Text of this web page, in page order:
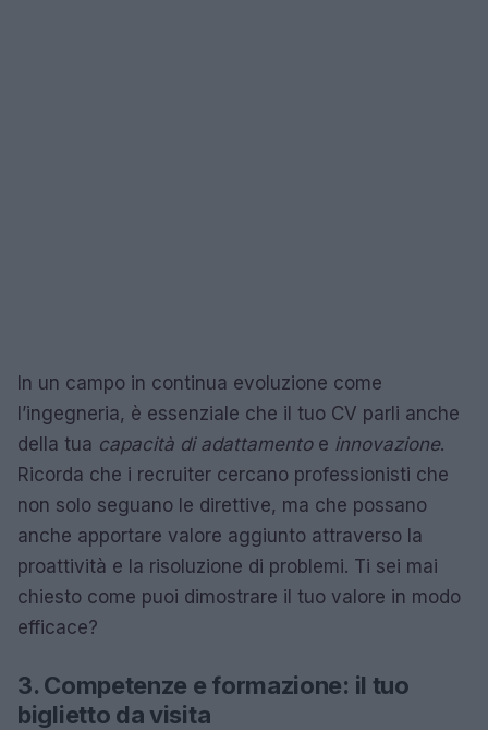
In un campo in continua evoluzione come
l’ingegneria, è essenziale che il tuo CV parli anche
della tua capacità di adattamentoe innovazione.
Ricorda che i recruiter cercano professionisti che
non solo seguano le direttive, ma che possano
anche apportare valore aggiunto attraverso la
proattività e la risoluzione di problemi. Ti sei mai
chiesto come puoi dimostrare il tuo valore in modo
efficace?
3. Competenze e formazione: il tuo
biglietto da visita